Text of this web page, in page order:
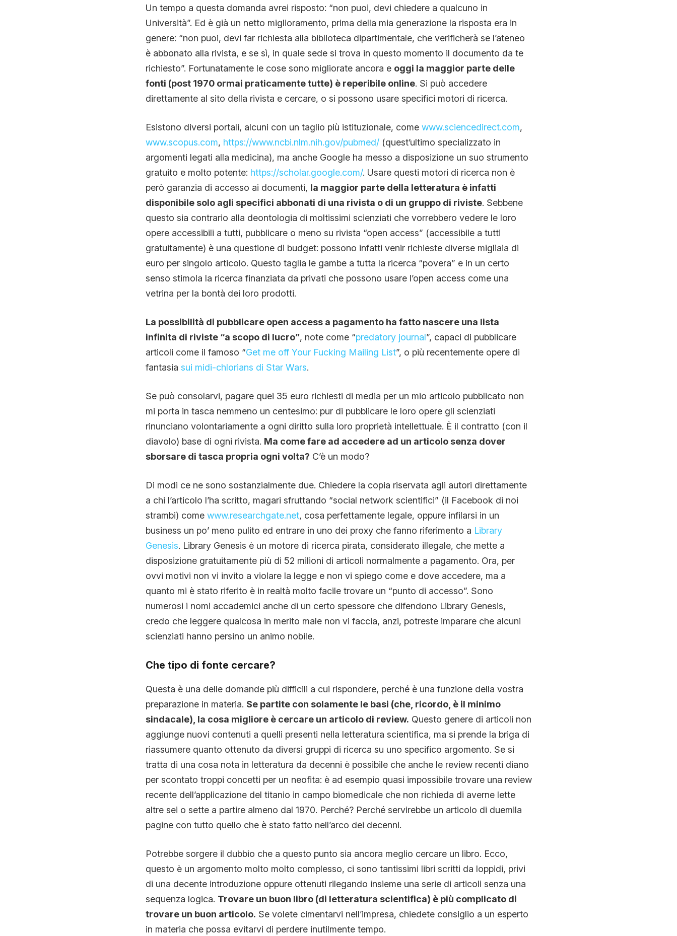
Un tempo a questa domanda avrei risposto: “non puoi, devi chiedere a qualcuno in
Università”. Ed è già un netto miglioramento, prima della mia generazione la risposta era in
genere: “non puoi, devi far richiesta alla biblioteca dipartimentale, che verificherà se l’ateneo
è abbonato alla rivista, e se sì, in quale sede si trova in questo momento il documento da te
richiesto”. Fortunatamente le cose sono migliorate ancora e oggi la maggior parte delle
fonti (post 1970 ormai praticamente tutte) è reperibile online. Si può accedere
direttamente al sito della rivista e cercare, o si possono usare specifici motori di ricerca.
Esistono diversi portali, alcuni con un taglio più istituzionale, come www.sciencedirect.com,
www.scopus.com, https://www.ncbi.nlm.nih.gov/pubmed/(quest’ultimo specializzato in
argomenti legati alla medicina), ma anche Google ha messo a disposizione un suo strumento
gratuito e molto potente: https://scholar.google.com/. Usare questi motori di ricerca non è
però garanzia di accesso ai documenti, la maggior parte della letteratura è infatti
disponibile solo agli specifici abbonati di una rivista o di un gruppo di riviste. Sebbene
questo sia contrario alla deontologia di moltissimi scienziati che vorrebbero vedere le loro
opere accessibili a tutti, pubblicare o meno su rivista “open access” (accessibile a tutti
gratuitamente) è una questione di budget: possono infatti venir richieste diverse migliaia di
euro per singolo articolo. Questo taglia le gambe a tutta la ricerca “povera” e in un certo
senso stimola la ricerca finanziata da privati che possono usare l’open access come una
vetrina per la bontà dei loro prodotti.
La possibilità di pubblicare open access a pagamento ha fatto nascere una lista
infinita di riviste “a scopo di lucro”, note come “predatory journal”, capaci di pubblicare
articoli come il famoso “Get me off Your Fucking Mailing List”, o più recentemente opere di
fantasia sui midi-chlorians di Star Wars.
Se può consolarvi, pagare quei 35 euro richiesti di media per un mio articolo pubblicato non
mi porta in tasca nemmeno un centesimo: pur di pubblicare le loro opere gli scienziati
rinunciano volontariamente a ogni diritto sulla loro proprietà intellettuale. È il contratto (con il
diavolo) base di ogni rivista. Ma come fare ad accedere ad un articolo senza dover
sborsare di tasca propria ogni volta? C’è un modo?
Di modi ce ne sono sostanzialmente due. Chiedere la copia riservata agli autori direttamente
a chi l’articolo l’ha scritto, magari sfruttando “social network scientifici” (il Facebook di noi
strambi) come www.researchgate.net, cosa perfettamente legale, oppure infilarsi in un
business un po’ meno pulito ed entrare in uno dei proxy che fanno riferimento a Library
Genesis. Library Genesis è un motore di ricerca pirata, considerato illegale, che mette a
disposizione gratuitamente più di 52 milioni di articoli normalmente a pagamento. Ora, per
ovvi motivi non vi invito a violare la legge e non vi spiego come e dove accedere, ma a
quanto mi è stato riferito è in realtà molto facile trovare un “punto di accesso”. Sono
numerosi i nomi accademici anche di un certo spessore che difendono Library Genesis,
credo che leggere qualcosa in merito male non vi faccia, anzi, potreste imparare che alcuni
scienziati hanno persino un animo nobile.
Che tipo di fonte cercare?
Questa è una delle domande più difficili a cui rispondere, perché è una funzione della vostra
preparazione in materia. Se partite con solamente le basi (che, ricordo, è il minimo
sindacale), la cosa migliore è cercare un articolo di review. Questo genere di articoli non
aggiunge nuovi contenuti a quelli presenti nella letteratura scientifica, ma si prende la briga di
riassumere quanto ottenuto da diversi gruppi di ricerca su uno specifico argomento. Se si
tratta di una cosa nota in letteratura da decenni è possibile che anche le review recenti diano
per scontato troppi concetti per un neofita: è ad esempio quasi impossibile trovare una review
recente dell’applicazione del titanio in campo biomedicale che non richieda di averne lette
altre sei o sette a partire almeno dal 1970. Perché? Perché servirebbe un articolo di duemila
pagine con tutto quello che è stato fatto nell’arco dei decenni.
Potrebbe sorgere il dubbio che a questo punto sia ancora meglio cercare un libro. Ecco,
questo è un argomento molto molto complesso, ci sono tantissimi libri scritti da loppidi, privi
di una decente introduzione oppure ottenuti rilegando insieme una serie di articoli senza una
sequenza logica. Trovare un buon libro (di letteratura scientifica) è più complicato di
trovare un buon articolo. Se volete cimentarvi nell’impresa, chiedete consiglio a un esperto
in materia che possa evitarvi di perdere inutilmente tempo.